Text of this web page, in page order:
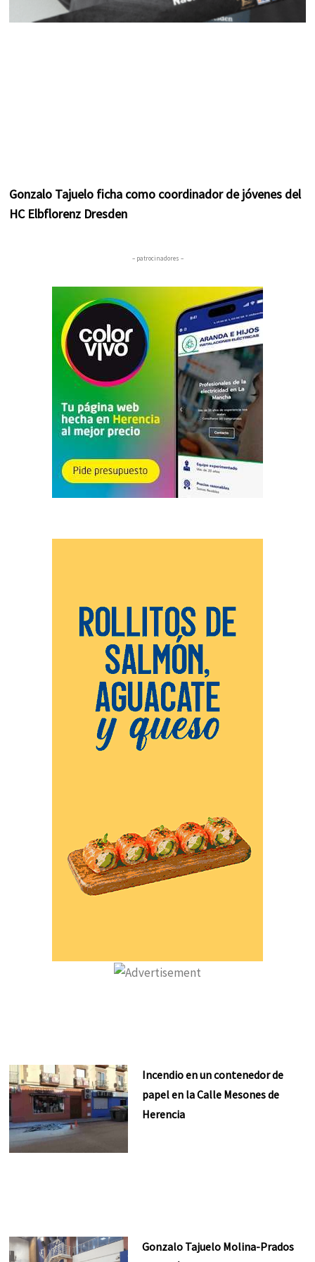
Gonzalo Tajuelo ficha como coordinador de jóvenes del
HC Elbflorenz Dresden
– patrocinadores –
Incendio en un contenedor de
papel en la Calle Mesones de
Herencia
Gonzalo Tajuelo Molina-Prados